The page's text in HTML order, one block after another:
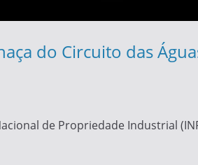
do Circuito das
de Propriedade Industrial